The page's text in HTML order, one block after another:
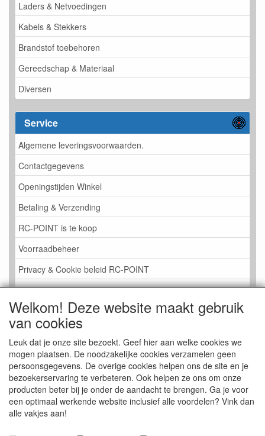
Laders & Netvoedingen
Kabels & Stekkers
Brandstof toebehoren
Gereedschap & Materiaal
Diversen
Service
Algemene leveringsvoorwaarden.
Contactgegevens
Openingstijden Winkel
Betaling & Verzending
RC-POINT is te koop
Voorraadbeheer
Privacy & Cookie beleid RC-POINT
LINK PAGINA
Gastenboek RC-POINT
Kijkje in de Winkel
Welkom! Deze website maakt gebruik
van cookies
Leuk dat je onze site bezoekt. Geef hier aan welke cookies we
mogen plaatsen. De noodzakelijke cookies verzamelen geen
persoonsgegevens. De overige cookies helpen ons de site en je
bezoekerservaring te verbeteren. Ook helpen ze ons om onze
producten beter bij je onder de aandacht te brengen. Ga je voor
een optimaal werkende website inclusief alle voordelen? Vink dan
alle vakjes aan!